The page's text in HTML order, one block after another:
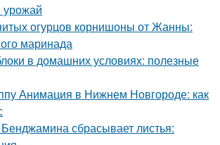
урожай
огурцов корнишоны от Жанны:
маринада
в домашних условиях: полезные
Анимация в Нижнем Новгороде: как
сбрасывает листья: